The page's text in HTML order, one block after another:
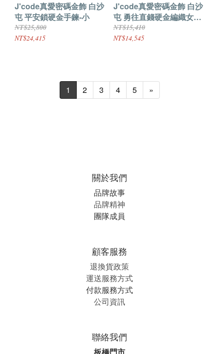
J'code真愛密碼金飾 白沙
屯 平安鎖硬金手鍊-小
NT$25,800
NT$24,415
J'code真愛密碼金飾 白沙
屯 勇往直錢硬金編織女手
鍊
NT$15,410
NT$14,545
1 2 3 4 5 »
關於我們
品牌故事
品牌精神
團隊成員
顧客服務
退換貨政策
運送服務方式
付款服務方式
公司資訊
聯絡我們